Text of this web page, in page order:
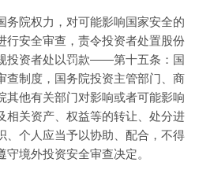
务院权力，对可能影响国家安全的
行安全审查，责令投资者处置股份
投资者处以罚款——第十五条：国
查制度，国务院投资主管部门、商
其他有关部门对影响或者可能影响
相关资产、权益等的转让、处分进
、个人应当予以协助、配合，不得
境外投资安全审查决定。